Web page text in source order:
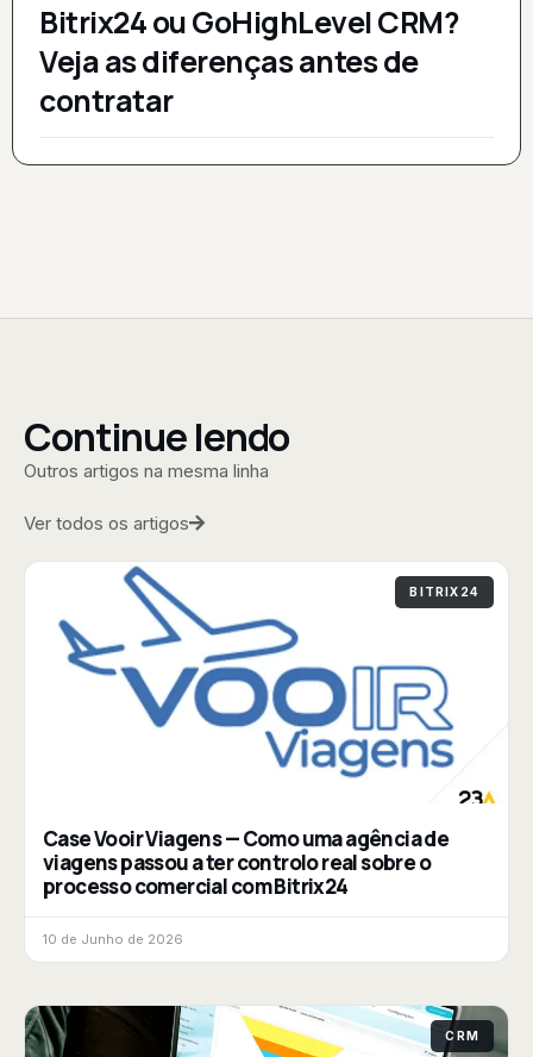
Bitrix24 ou GoHighLevel CRM?
Veja as diferenças antes de
contratar
Continue lendo
Outros artigos na mesma linha
Ver todos os artigos
BITRIX24
Case Vooir Viagens — Como uma agência de
viagens passou a ter controlo real sobre o
processo comercial com Bitrix24
10 de Junho de 2026
CRM